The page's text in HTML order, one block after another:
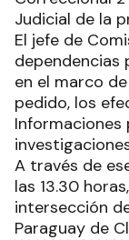
Judicial de la
El jefe de
dependencias
en el marco
pedido, los
Informaciones
A través de
las 13.30
intersección
Paraguay de